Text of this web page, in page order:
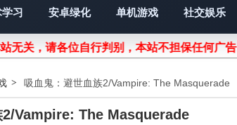
习 安卓绿化 单机游戏 社交娱乐
无关，请各位自行判别，本站不担保任何广
吸血鬼：避世血族2/Vampire: The Masquerade
2/Vampire: The Masquerade